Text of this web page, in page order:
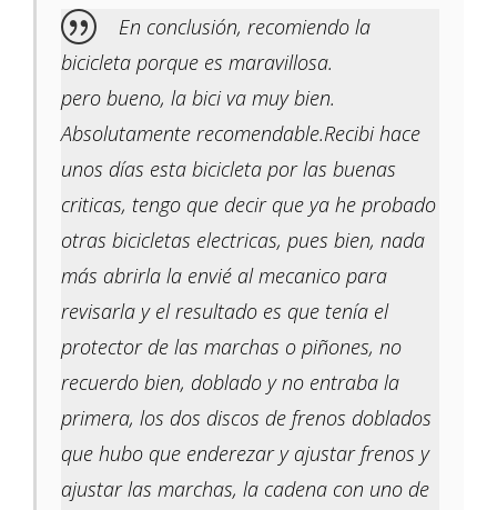
En conclusión, recomiendo la
bicicleta porque es maravillosa.
pero bueno, la bici va muy bien.
Absolutamente recomendable.Recibi hace
unos días esta bicicleta por las buenas
criticas, tengo que decir que ya he probado
otras bicicletas electricas, pues bien, nada
más abrirla la envié al mecanico para
revisarla y el resultado es que tenía el
protector de las marchas o piñones, no
recuerdo bien, doblado y no entraba la
primera, los dos discos de frenos doblados
que hubo que enderezar y ajustar frenos y
ajustar las marchas, la cadena con uno de